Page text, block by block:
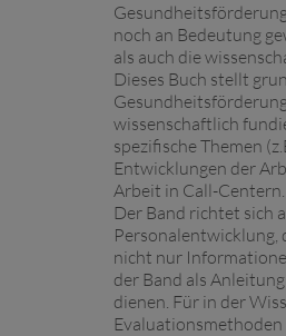
noch an Bedeutung
als auch die
Dieses Buch stellt
wissenschaftlich
spezifische Themen
Entwicklungen der
Arbeit in Call-Centern.
Der Band richtet sich
nicht nur
der Band als
dienen. Für in der
Evaluationsmethoden